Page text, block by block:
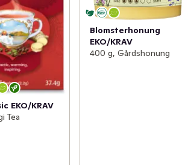
EKO/KRAV
Tea
Blomsterhonung
EKO/KRAV
400 g, Gårdshonung